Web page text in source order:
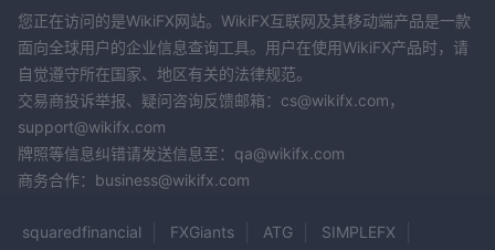
您正在访问的是WikiFX网站。WikiFX互联网及其移动端产品是一款
面向全球用户的企业信息查询工具。用户在使用WikiFX产品时，请
自觉遵守所在国家、地区有关的法律规范。
交易商投诉举报、疑问咨询反馈邮箱：cs@wikifx.com，
support@wikifx.com
牌照等信息纠错请发送信息至：qa@wikifx.com
商务合作：business@wikifx.com
squaredfinancial FXGiants ATG SIMPLEFX